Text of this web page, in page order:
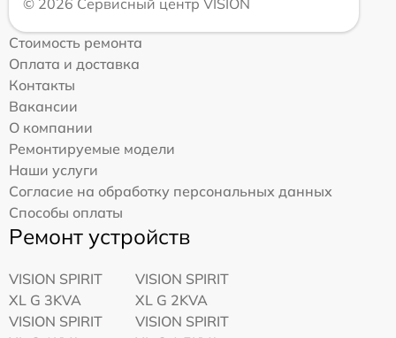
Стоимость ремонта
Оплата и доставка
Контакты
Вакансии
О компании
Ремонтируемые модели
Наши услуги
Согласие на обработку персональных данных
Способы оплаты
Ремонт устройств
VISION SPIRIT
XL G 3KVA
VISION SPIRIT
XL G 2KVA
VISION SPIRIT
VISION SPIRIT